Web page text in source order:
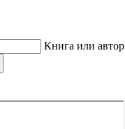
Книга или автор